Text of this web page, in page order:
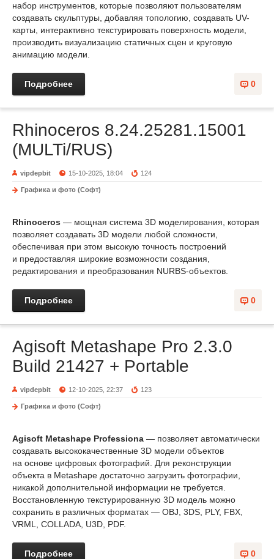
набор инструментов, которые позволяют пользователям
создавать скульптуры, добавляя топологию, создавать UV-
карты, интерактивно текстурировать поверхность модели,
производить визуализацию статичных сцен и круговую
анимацию модели.
0
Подробнее
Rhinoceros 8.24.25281.15001
(MULTi/RUS)
vipdepbit 15-10-2025, 18:04 124
Графика и фото (Софт)
Rhinoceros — мощная система 3D моделирования, которая
позволяет создавать 3D модели любой сложности,
обеспечивая при этом высокую точность построений
и предоставляя широкие возможности создания,
редактирования и преобразования NURBS-объектов.
0
Подробнее
Agisoft Metashape Pro 2.3.0
Build 21427 + Portable
vipdepbit 12-10-2025, 22:37 123
Графика и фото (Софт)
Agisoft Metashape Professiona — позволяет автоматически
создавать высококачественные 3D модели объектов
на основе цифровых фотографий. Для реконструкции
объекта в Metashape достаточно загрузить фотографии,
никакой дополнительной информации не требуется.
Восстановленную текстурированную 3D модель можно
сохранить в различных форматах — OBJ, 3DS, PLY, FBX,
VRML, COLLADA, U3D, PDF.
0
Подробнее